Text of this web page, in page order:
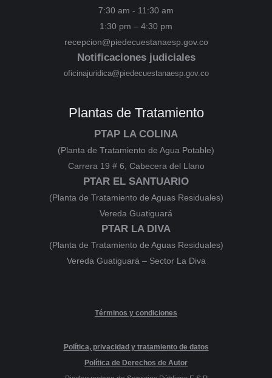
7:30 am - 11:30 am
1:30 pm – 4:30 pm
recepcion@piedecuestanaesp.gov.co
Notificaciones judiciales
oficinajuridica@piedecuestanaesp.gov.co
Plantas de Tratamiento
PTAP LA COLINA
(Planta de Tratamiento de Agua Potable)
Carrera 19 # 6, Cabecera del Llano
PTAR EL SANTUARIO
(Planta de Tratamiento de Aguas Residuales)
Vereda Guatiguará
PTAR LA DIVA
(Planta de Tratamiento de Aguas Residuales)
Vereda Guatiguará – Sector La Diva
Términos y condiciones
Política, privacidad y tratamiento de datos
Política de Derechos de Autor